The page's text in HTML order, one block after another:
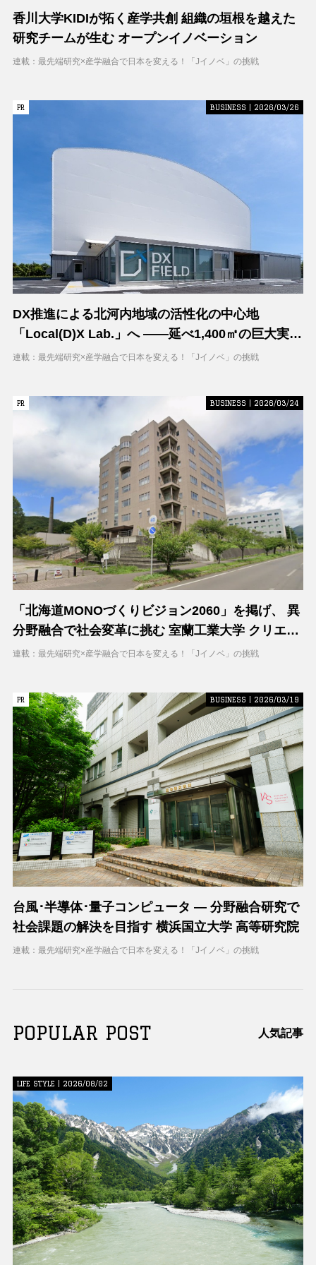
香川大学KIDIが拓く産学共創 組織の垣根を越えた
研究チームが生む オープンイノベーション
連載：最先端研究×産学融合で日本を変える！「Jイノベ」の挑戦
PR
PR BUSINESS | 2026/03/26
DX推進による北河内地域の活性化の中心地
「Local(D)X Lab.」へ ――延べ1,400㎡の巨大実証
空間で地域DXに挑む 大阪工業大学 DXフィールド
連載：最先端研究×産学融合で日本を変える！「Jイノベ」の挑戦
PR
PR BUSINESS | 2026/03/24
「北海道MONOづくりビジョン2060」を掲げ、 異
分野融合で社会変革に挑む 室蘭工業大学 クリエイ
ティブコラボレーションセンター（CCC）
連載：最先端研究×産学融合で日本を変える！「Jイノベ」の挑戦
PR
PR BUSINESS | 2026/03/19
台風･半導体･量子コンピュータ ― 分野融合研究で
社会課題の解決を目指す 横浜国立大学 高等研究院
連載：最先端研究×産学融合で日本を変える！「Jイノベ」の挑戦
POPULAR POST 人気記事
LIFE STYLE | 2026/08/02